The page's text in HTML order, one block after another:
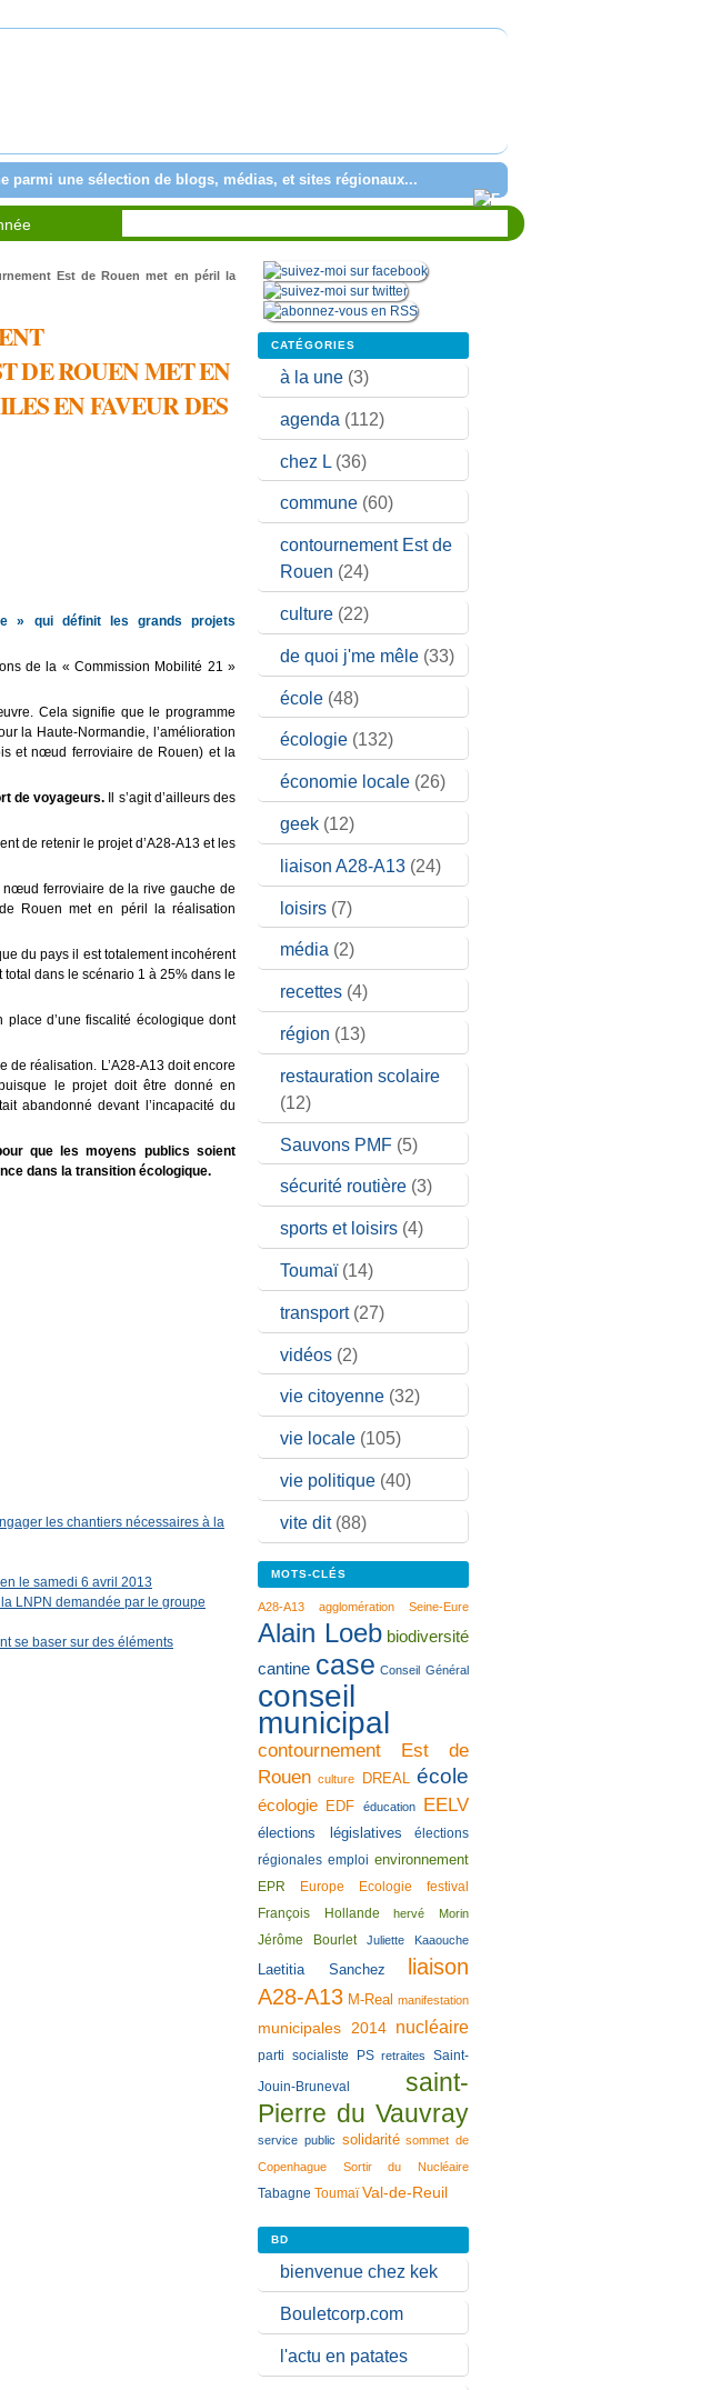
parmi une sélection de blogs, médias, et sites régionaux...
Est de Rouen met en péril la
DE ROUEN MET EN
EN FAVEUR DES
» qui définit les grands projets
de la « Commission Mobilité 21 »
Cela signifie que le programme
la Haute-Normandie, l’amélioration
et nœud ferroviaire de Rouen) et la
de voyageurs. Il s’agit d’ailleurs des
de retenir le projet d’A28-A13 et les
nœud ferroviaire de la rive gauche de
Rouen met en péril la réalisation
du pays il est totalement incohérent
total dans le scénario 1 à 25% dans le
d’une fiscalité écologique dont
de réalisation. L’A28-A13 doit encore
le projet doit être donné en
abandonné devant l’incapacité du
que les moyens publics soient
dans la transition écologique.
les chantiers nécessaires à la
le samedi 6 avril 2013
LNPN demandée par le groupe
se baser sur des éléments
CATÉGORIES
à la une (3)
agenda (112)
chez L (36)
commune (60)
contournement Est de
Rouen (24)
culture (22)
de quoi j'me mêle (33)
école (48)
écologie (132)
économie locale (26)
geek (12)
liaison A28-A13 (24)
loisirs (7)
média (2)
recettes (4)
région (13)
restauration scolaire
(12)
Sauvons PMF (5)
sécurité routière (3)
sports et loisirs (4)
Toumaï(14)
transport(27)
vidéos (2)
vie citoyenne (32)
vie locale (105)
vie politique (40)
vite dit(88)
MOTS-CLÉS
A28-A13 agglomération Seine-Eure
Alain Loeb biodiversité
cantine case Conseil Général
conseil
municipal
contournement Est de
Rouen culture DREAL école
écologie EDF éducation EELV
élections législatives
élections
régionales emploi environnement
EPR Europe Ecologie
festival
François Hollande
hervé Morin
Jérôme Bourlet Juliette Kaaouche
Laetitia Sanchez
liaison
A28-A13 M-Real manifestation
municipales 2014 nucléaire
parti socialiste PS retraites Saint-
Jouin-Bruneval
saint-
Pierre du Vauvray
service public solidarité sommet de
Copenhague
Sortir du Nucléaire
Tabagne Toumaï Val-de-Reuil
BD
bienvenue chez kek
Bouletcorp.com
l'actu en patates